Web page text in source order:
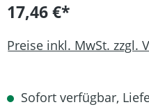
17,46 €*
Preise inkl. MwSt. zzgl.
Sofort verfügbar,